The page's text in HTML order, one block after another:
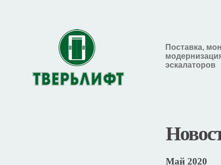
Поставка,
эскалаторов
Май 2020